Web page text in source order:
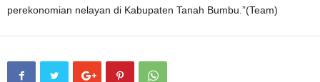
perekonomian nelayan di Kabupaten Tanah Bumbu.”(Team)